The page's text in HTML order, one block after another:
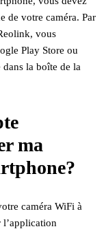
de votre caméra. Par
vous
Play Store ou
la boîte de la
ma
caméra WiFi à
l’application